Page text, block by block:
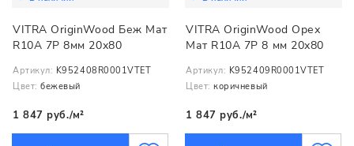
VITRA OriginWood Беж Мат
R10A 7Р 8мм 20х80
Артикул: K952408R0001VTET
Цвет: бежевый
1 847 руб./м²
VITRA OriginWood Орех
Мат R10A 7Р 8 мм 20х80
Артикул: K952409R0001VTET
Цвет: коричневый
1 847 руб./м²